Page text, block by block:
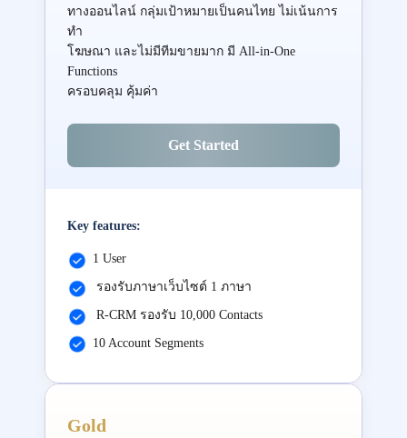
ทางออนไลน์ กลุ่มเป้าหมายเป็นคนไทย ไม่เน้นการ
ทำ
โฆษณา และไม่มีทีมขายมาก มี All-in-One
Functions
ครอบคลุม คุ้มค่า
Get Started
Key features:
1 User
รองรับภาษาเว็บไซต์ 1 ภาษา
R-CRM รองรับ 10,000 Contacts
10 Account Segments
Gold